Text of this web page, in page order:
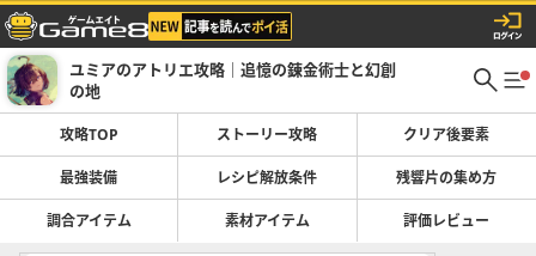
ユミアのアトリエ攻略｜追憶の錬金術士と幻創
の地
攻略TOP ストーリー攻略 クリア後要素
最強装備 レシピ解放条件 残響片の集め方
調合アイテム 素材アイテム 評価レビュー